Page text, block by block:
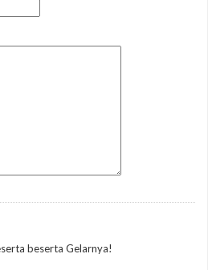
beserta Gelarnya!